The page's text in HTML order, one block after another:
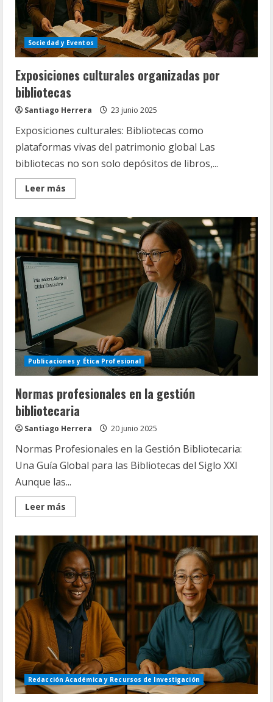
Sociedad y Eventos
Exposiciones culturales organizadas por
bibliotecas
Santiago Herrera 23 junio 2025
Exposiciones culturales: Bibliotecas como
plataformas vivas del patrimonio global Las
bibliotecas no son solo depósitos de libros,...
Leer más
more
culturales
organizadas
por
bibliotecas
Publicaciones y Ética Profesional
Normas profesionales en la gestión
bibliotecaria
Santiago Herrera 20 junio 2025
Normas Profesionales en la Gestión Bibliotecaria:
Una Guía Global para las Bibliotecas del Siglo XXI
Aunque las...
Leer más
more
profesionales
en
la
gestión
bibliotecaria
Redacción Académica y Recursos de Investigación